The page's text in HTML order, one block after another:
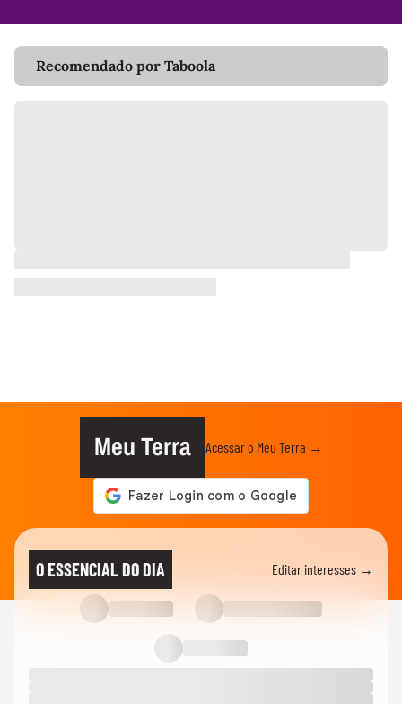
Recomendado por Taboola
Meu Terra Acessar o Meu Terra →
O ESSENCIAL DO DIA Editar interesses →